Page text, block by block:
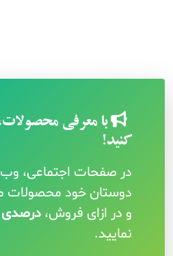
با معرفی
کنید!
در صفحات اجتماعی،
دوستان خود محصولات
و در ازای فروش، درصدی
نمایید.